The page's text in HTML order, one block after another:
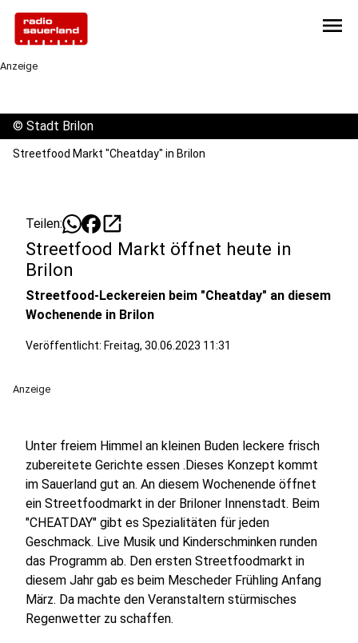
menu
Anzeige
© Stadt Brilon
Streetfood Markt "Cheatday" in Brilon
Teilen: open_in_new
Streetfood Markt öffnet heute in
Brilon
Streetfood-Leckereien beim "Cheatday" an diesem
Wochenende in Brilon
Veröffentlicht: Freitag, 30.06.2023 11:31
Anzeige
Unter freiem Himmel an kleinen Buden leckere frisch
zubereitete Gerichte essen .Dieses Konzept kommt
im Sauerland gut an. An diesem Wochenende öffnet
ein Streetfoodmarkt in der Briloner Innenstadt. Beim
"CHEATDAY" gibt es Spezialitäten für jeden
Geschmack. Live Musik und Kinderschminken runden
das Programm ab. Den ersten Streetfoodmarkt in
diesem Jahr gab es beim Mescheder Frühling Anfang
März. Da machte den Veranstaltern stürmisches
Regenwetter zu schaffen.